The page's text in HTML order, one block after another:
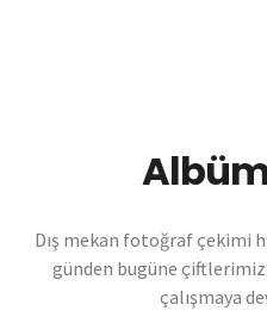
Dış mekan fotoğraf çekimi
günden bugüne
çalışmaya